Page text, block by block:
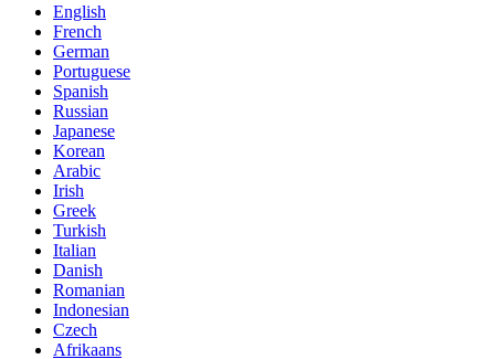
English
French
German
Portuguese
Spanish
Russian
Japanese
Korean
Arabic
Irish
Greek
Turkish
Italian
Danish
Romanian
Indonesian
Czech
Afrikaans